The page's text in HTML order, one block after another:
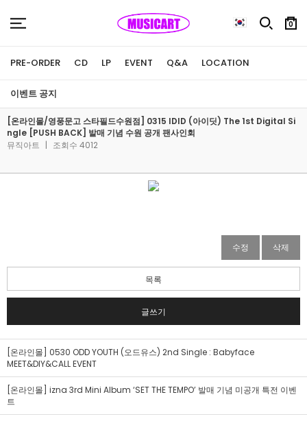
0
PRE-ORDER CD LP EVENT Q&A LOCATION
이벤트 공지
[온라인몰/영풍문고 스타필드수원점] 0315 IDID (아이딧) The 1st Digital Si
ngle [PUSH BACK] 발매 기념 수원 공개 팬사인회
뮤직아트 | 조회수 4012
수정 삭제
목록
글쓰기
[온라인몰] 0530 ODD YOUTH (오드유스) 2nd Single : Babyface
MEET&DIY&CALL EVENT
[온라인몰] izna 3rd Mini Album ‘SET THE TEMPO’ 발매 기념 미공개 특전 이벤
트